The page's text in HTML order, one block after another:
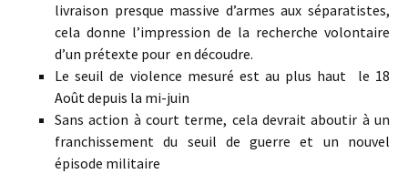
livraison presque massive d’armes aux séparatistes,
cela donne l’impression de la recherche volontaire
d’un prétexte pour en découdre.
Le seuil de violence mesuré est au plus haut le 18
Août depuis la mi-juin
Sans action à court terme, cela devrait aboutir à un
franchissement du seuil de guerre et un nouvel
épisode militaire